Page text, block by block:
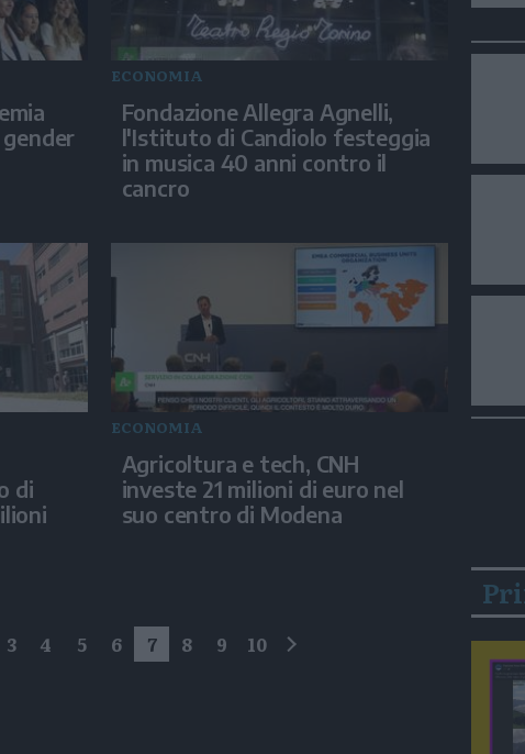
ECONOMIA
Fondazione Allegra Agnelli,
l'Istituto di Candiolo festeggia
in musica 40 anni contro il
cancro
di
ECONOMIA
Agricoltura e tech, CNH
investe 21 milioni di euro nel
suo centro di Modena
3 4 5 6 7 8 9 10